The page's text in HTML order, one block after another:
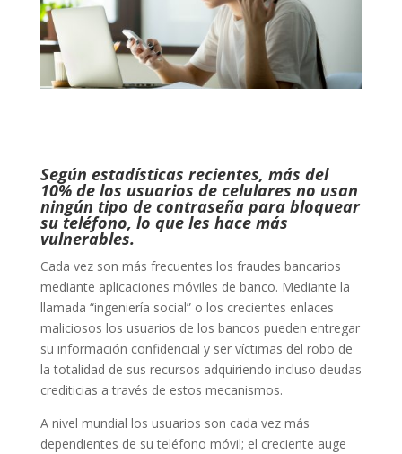
Según estadísticas recientes, más del
10% de los usuarios de celulares no usan
ningún tipo de contraseña para bloquear
su teléfono, lo que les hace más
vulnerables.
Cada vez son más frecuentes los fraudes bancarios
mediante aplicaciones móviles de banco. Mediante la
llamada “ingeniería social” o los crecientes enlaces
maliciosos los usuarios de los bancos pueden entregar
su información confidencial y ser víctimas del robo de
la totalidad de sus recursos adquiriendo incluso deudas
crediticias a través de estos mecanismos.
A nivel mundial los usuarios son cada vez más
dependientes de su teléfono móvil; el creciente auge